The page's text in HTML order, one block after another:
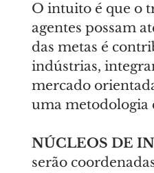
O intuito é que o
agentes possam
das metas é
indústrias,
mercado
uma metodologia
NÚCLEOS DE
serão